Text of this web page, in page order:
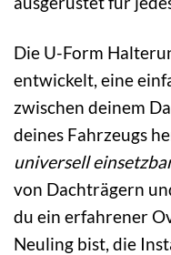
Die U-Form
entwickelt, eine
zwischen deinem
deines Fahrzeugs
universell
von Dachträgern
du ein erfahrener
Neuling bist, die